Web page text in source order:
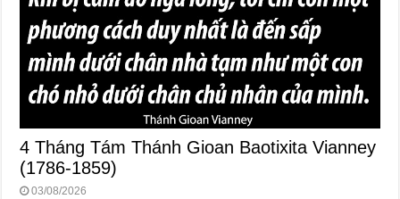
4 Tháng Tám Thánh Gioan Baotixita Vianney
(1786-1859)
03/08/2026